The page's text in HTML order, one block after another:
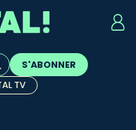
sont
S'ABONNER
TV